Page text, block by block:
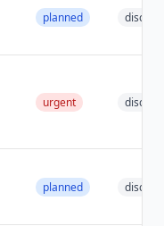
planned
urgent
planned